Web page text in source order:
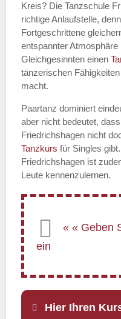
Kreis? Die Tanzschule
richtige Anlaufstelle,
Fortgeschrittene
entspannter
Gleichgesinnten einen
tänzerischen
macht.
Paartanz dominiert
aber nicht bedeutet,
Friedrichshagen nicht
Tanzkurs für Singles
Friedrichshagen ist
Leute kennenzulernen.
Hier Ihren